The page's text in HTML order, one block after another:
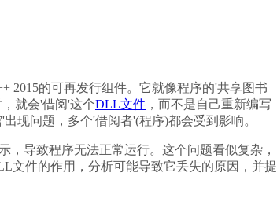
2015的可再发行组件。它就像程序的'共享图书
就会'借阅'这个DLL文件 ，而不是自己重新编写
现问题，多个'借阅者'(程序)都会受到影响。
，导致程序无法正常运行。这个问题看似复杂，
文件的作用，分析可能导致它丢失的原因，并提